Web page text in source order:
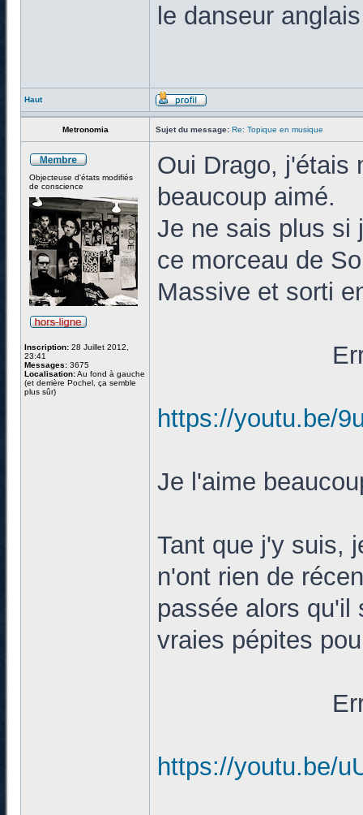
le danseur
Haut
Metronomia Sujet du message: Re: Topique en musique
Objecteuse d'états modifiés
de conscience
Inscription: 28 Juillet 2012,
23:41
Messages: 3675
Localisation:Au fond à gauche
(et derrière Pochel, ça semble
plus sûr)
Oui Drago, j'étais
beaucoup aimé.
Je ne sais plus si
ce morceau de
Massive et sorti
https://youtu.be/
Je l'aime
Tant que j'y suis,
n'ont rien de
passée alors qu'il
vraies pépites
https://youtu.be/